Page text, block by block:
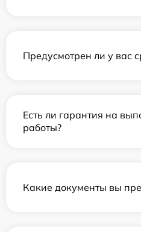
Предусмотрен ли у вас
Есть ли гарантия на
работы?
Какие документы вы